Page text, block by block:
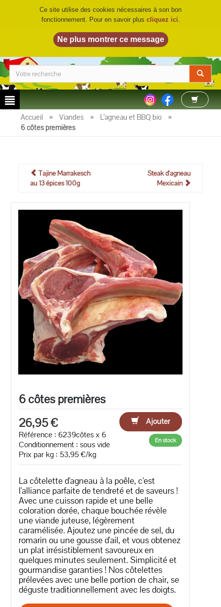
LA FERME DU BIO©
Accueil » Viandes » L'agneau et BBQ bio
»
6 côtes premières
Tajine Marrakesch
au 13 épices 100g
Steak d'agneau
Mexicain
6 côtes premières
26,95 €
Ajouter
Référence : 6239côtes x 6
Conditionnement : sous vide
Prix par kg : 53,95 €/kg
En stock
La côtelette d'agneau à la poêle, c'est
l'alliance parfaite de tendreté et de saveurs !
Avec une cuisson rapide et une belle
coloration dorée, chaque bouchée révèle
une viande juteuse, légèrement
caramélisée. Ajoutez une pincée de sel, du
romarin ou une gousse d'ail, et vous obtenez
un plat irrésistiblement savoureux en
quelques minutes seulement. Simplicité et
gourmandise garanties ! Nos côtelettes
prélevées avec une belle portion de chair, se
déguste traditionnellement avec les doigts.
Ce site utilise des cookies nécessaires à son bon
fonctionnement. Pour en savoir plus cliquez ici.